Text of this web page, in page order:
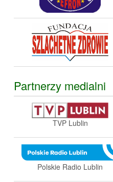
Partnerzy medialni
TVP Lublin
Polskie Radio Lublin